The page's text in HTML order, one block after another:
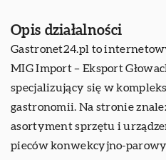
Opis działalności
Gastronet24.pl to
MIG Import – Eksport
specjalizujący się w
gastronomii. Na stronie
asortyment sprzętu i
pieców konwekcyjno-